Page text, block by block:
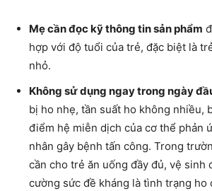
Mẹ cần đọc kỹ thông tin sản phẩm
hợp với độ tuổi của trẻ, đặc biệt là
nhỏ.
Không sử dụng ngay trong ngày
bị ho nhẹ, tần suất ho không nhiều,
điểm hệ miễn dịch của cơ thể phản
nhân gây bệnh tấn công. Trong
cần cho trẻ ăn uống đầy đủ, vệ sinh
cường sức đề kháng là tình trạng ho